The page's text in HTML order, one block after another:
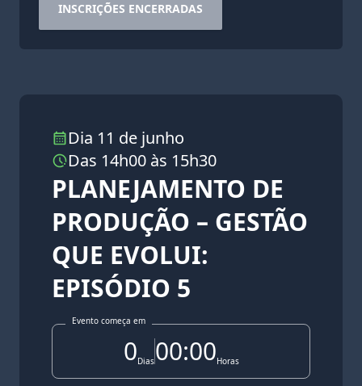
INSCRIÇÕES ENCERRADAS
Dia 11 de junho
Das 14h00 às 15h30
PLANEJAMENTO DE
PRODUÇÃO – GESTÃO
QUE EVOLUI:
EPISÓDIO 5
Evento começa em
0Dias00:00Horas